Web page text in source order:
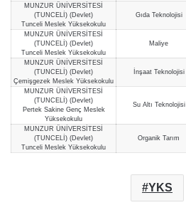
MUNZUR ÜNİVERSİTESİ
(TUNCELİ) (Devlet)
Tunceli Meslek Yüksekokulu
Gıda Teknolojisi
MUNZUR ÜNİVERSİTESİ
(TUNCELİ) (Devlet)
Tunceli Meslek Yüksekokulu
Maliye
MUNZUR ÜNİVERSİTESİ
(TUNCELİ) (Devlet)
Çemişgezek Meslek Yüksekokulu
İnşaat Teknolojisi
MUNZUR ÜNİVERSİTESİ
(TUNCELİ) (Devlet)
Pertek Sakine Genç Meslek
Yüksekokulu
Su Altı Teknolojisi
MUNZUR ÜNİVERSİTESİ
(TUNCELİ) (Devlet)
Tunceli Meslek Yüksekokulu
Organik Tarım
YKS